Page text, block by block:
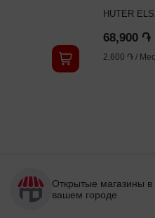
HUTER
68,900 ֏
2,600 ֏ /
Открытые магазины в
вашем городе